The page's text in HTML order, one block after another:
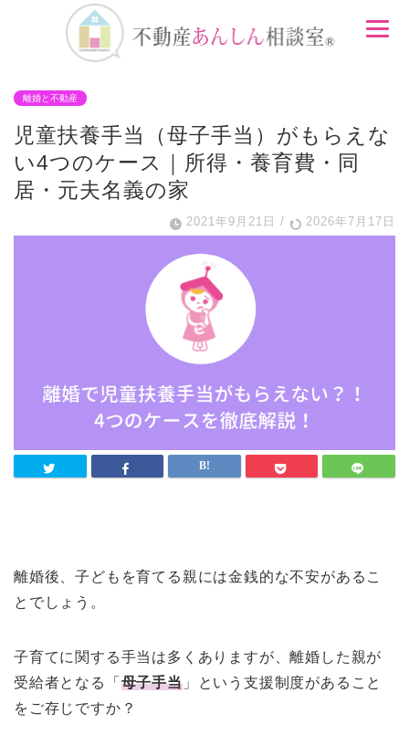
離婚と不動産
児童扶養手当（母子手当）がもらえな
い4つのケース｜所得・養育費・同
居・元夫名義の家
2021年9月21日 / 2026年7月17日
離婚後、子どもを育てる親には金銭的な不安があるこ
とでしょう。
子育てに関する手当は多くありますが、離婚した親が
受給者となる「 母子手当」という支援制度があること
をご存じですか？